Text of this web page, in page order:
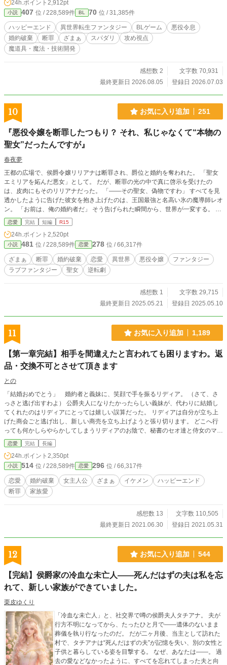
24h.ポイント 2,912pt
小説 407 位 / 228,589件 BL 70 位 / 31,385件
ハッピーエンド 異世界転生ファンタジー BLゲーム
悪役令息
婚約破棄
断罪 ざまぁ スパダリ
攻め視点
魔道具・魔法・技術開発
感想数 2
文字数 70,931
最終更新日 2026.08.05
登録日 2026.07.03
10 お気に入り追加 251
『悪役令嬢を断罪したつもり？ それ、私じゃなくて“本物の
聖女”だったんですが』
春夜夢
王都の広場で、侯爵令嬢リリアナは断罪され、爵位と婚約を奪われた。 「聖女
エミリアを妬んだ悪女」として。 だが、断罪の光の中で真に啓示を受けたの
は、皮肉にもそのリリアナだった。 「――その聖女、偽物ですわ」 すべてを見
透かしたように告げた彼女を抱き上げたのは、王国最強と名高い氷の魔導師レオ
ン。 「お前は、俺の婚約者だ」 そう告げられた瞬間から、世界が一変する。 偽
りの聖女、後悔する王太子、崩れゆく王国。 その中でただ一人、誇り高く美し
く微笑むのは──“本物の聖女”だった。 これは断罪されたはずの令嬢が、“すべて
を取り戻し、溺愛され、聖女として覚醒する”までの、逆転ざまぁ＆激甘ラブフ
ァンタジー。
恋愛 完結 短編 R15
24h.ポイント 2,520pt
小説 481 位 / 228,589件 恋愛 278 位 / 66,317件
ざまぁ 断罪 婚約破棄 恋愛 異世界 悪役令嬢
ファンタジー
ラブファンタジー
聖女 逆転劇
感想数 1
文字数 29,715
最終更新日 2025.05.21
登録日 2025.05.10
11 お気に入り追加 1,189
【第一章完結】相手を間違えたと言われても困りますわ。返
品・交換不可とさせて頂きます
との
「結婚おめでとう」 婚約者と義妹に、笑顔で手を振るリディア。 （さて、さ
っさと逃げ出すわよ） 公爵夫人になりたかったらしい義妹が、代わりに結婚し
てくれたのはリディアにとっては嬉しい誤算だった。 リディアは自分が立ち上
げた商会ごと逃げ出し、新しい商売を立ち上げようと張り切ります。 どこへ行
っても何かしらやらかしてしまうリディアのお陰で、秘書のセオ達と侍女のマー
サはハラハラしまくり。 結婚を申し込まれても・・ 「困った事になったわね。
在地剰余の話、しにくくなっちゃった」 「「はあ？ そこ？」」 ーーーーーー
設定かなりゆるゆる？ 第一章完結
恋愛 完結 長編
24h.ポイント 2,350pt
小説 514 位 / 228,589件 恋愛 296 位 / 66,317件
恋愛 婚約破棄 女主人公 ざまぁ イケメン
ハッピーエンド
断罪
家族愛
感想数 13
文字数 110,505
最終更新日 2021.06.30
登録日 2021.05.31
12 お気に入り追加 544
【完結】侯爵家の冷血な未亡人――死んだはずの夫は私を忘
れて、新しい家族ができていました。
栗皮ゆくり
「冷血な未亡人」と、社交界で噂の侯爵夫人タチアナ。 夫が
行方不明になってから、たったひと月で――遺体のないまま
葬儀を執り行なったのだ。 だが二ヶ月後、当主として訪れた
村で、タチアナは“死んだはずの夫”が記憶を失い、別の女性と
子供と暮らしている姿を目撃する。 なぜ、あなたは――。 過
去の愛などなかったように、すべてを忘れてしまった夫と向